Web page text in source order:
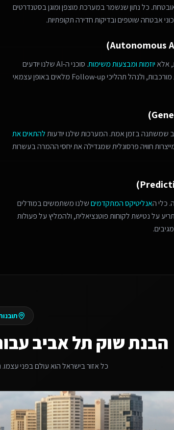
מאובטחת. כל נתון שנשמר במערכת מוצפן ומוגן בסטנדרטים
אבטחה שוטפים ובדיקות חדירה תקופתיות.
אלאיוזמות ומבצעות משימות
. סוכני ה-AI שלנו יודעים
לזהות הזדמנויות מכירה, לתאם פגישות מורכבות, ולנהל תהליכי Follow-up מלאים באופן עצמאי
שמשתנה בזמן אמת. המערכות שלנו יודעותלהתאים את
חוויה פרסונלית שמגדילה את יחסי ההמרה בעשרות
כלי האנליטיקס המתקדמיםשלנו משתמשים במודלים
על נטישת לקוחות פוטנציאלית, ולהמליץ על פעולות
הבנת שוק תל אביב
כל אזור בישראל הוא עולם בפני